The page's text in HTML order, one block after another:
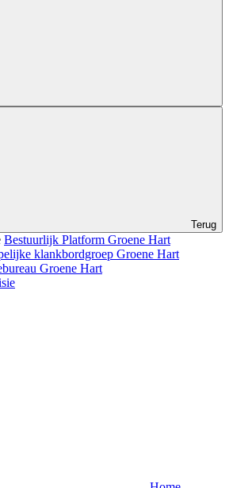
Terug
Bestuurlijk Platform Groene Hart
klankbordgroep Groene Hart
Groene Hart